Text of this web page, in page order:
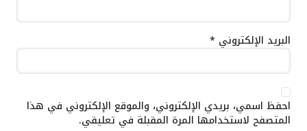
البريد الإلكتروني *
احفظ اسمي، بريدي الإلكتروني، والموقع الإلكتروني في هذا
المتصفح لاستخدامها المرة المقبلة في تعليقي.